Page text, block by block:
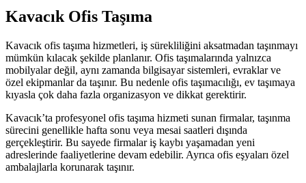
Kavacık Ofis Taşıma
Kavacık ofis taşıma hizmetleri, iş sürekliliğini aksatmadan taşınmayı
mümkün kılacak şekilde planlanır. Ofis taşımalarında yalnızca
mobilyalar değil, aynı zamanda bilgisayar sistemleri, evraklar ve
özel ekipmanlar da taşınır. Bu nedenle ofis taşımacılığı, ev taşımaya
kıyasla çok daha fazla organizasyon ve dikkat gerektirir.
Kavacık’ta profesyonel ofis taşıma hizmeti sunan firmalar, taşınma
sürecini genellikle hafta sonu veya mesai saatleri dışında
gerçekleştirir. Bu sayede firmalar iş kaybı yaşamadan yeni
adreslerinde faaliyetlerine devam edebilir. Ayrıca ofis eşyaları özel
ambalajlarla korunarak taşınır.